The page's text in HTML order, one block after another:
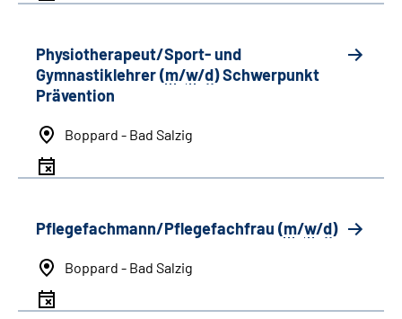
Physiotherapeut/Sport- und
Gymnastiklehrer (m/w/d) Schwerpunkt
Prävention
Boppard - Bad Salzig
Pflegefachmann/Pflegefachfrau (m/w/d)
Boppard - Bad Salzig